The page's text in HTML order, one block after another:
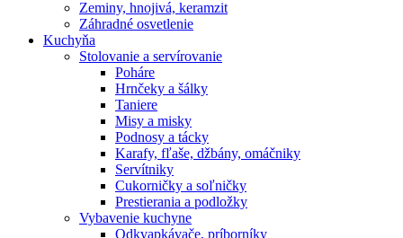
Zeminy, hnojivá, keramzit
Záhradné osvetlenie
Kuchyňa
Stolovanie a servírovanie
Poháre
Hrnčeky a šálky
Taniere
Misy a misky
Podnosy a tácky
Karafy, fľaše, džbány, omáčniky
Servítniky
Cukorničky a soľničky
Prestierania a podložky
Vybavenie kuchyne
Odkvapkávače, príborníky